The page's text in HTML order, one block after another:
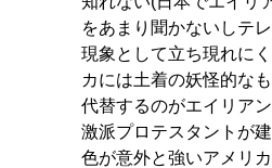
をあまり聞かないしテ
現象として立ち現れに
カには土着の妖怪的な
代替するのがエイリア
激派プロテスタントが
色が意外と強いアメリ